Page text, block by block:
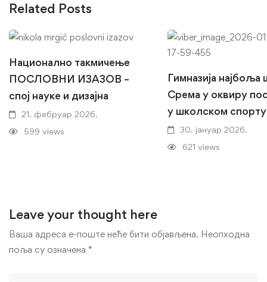
Related Posts
Национално такмичење
ПОСЛОВНИ ИЗАЗОВ –
спој науке и дизајна
21. фебруар 2026.
599 views
Гимназија најбоља
Срема у оквиру
у школском спорту
30. јануар 2026.
621 views
Leave your thought here
Ваша адреса е-поште неће бити објављена. Неопходна
поља су означена *